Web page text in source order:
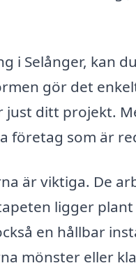
i Selånger, kan
gör det
ditt projekt.
företag som är
är viktiga. De
ligger
en hållbar
mönster eller